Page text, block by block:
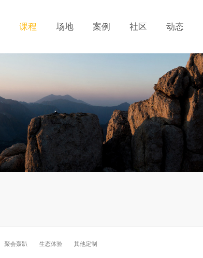
课程 场地 案例 社区 动态
聚会轰趴 生态体验 其他定制